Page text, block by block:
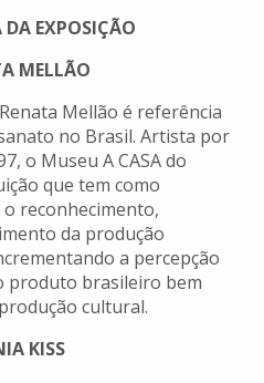
EXPOSIÇÃO
MELLÃO
Mellão é referência
no Brasil. Artista por
o Museu A CASA do
que tem como
reconhecimento,
da produção
a percepção
produto brasileiro bem
cultural.
KISS